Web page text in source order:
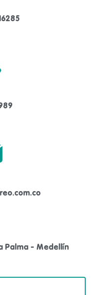
Palma - Medellín